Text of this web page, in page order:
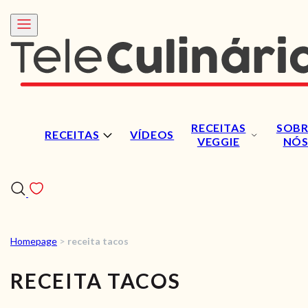
RECEITAS VÍDEOS
RECEITAS
VEGGIE
NÓS
VÍDEOS
Homepage > receita tacos
RECEITA TACOS